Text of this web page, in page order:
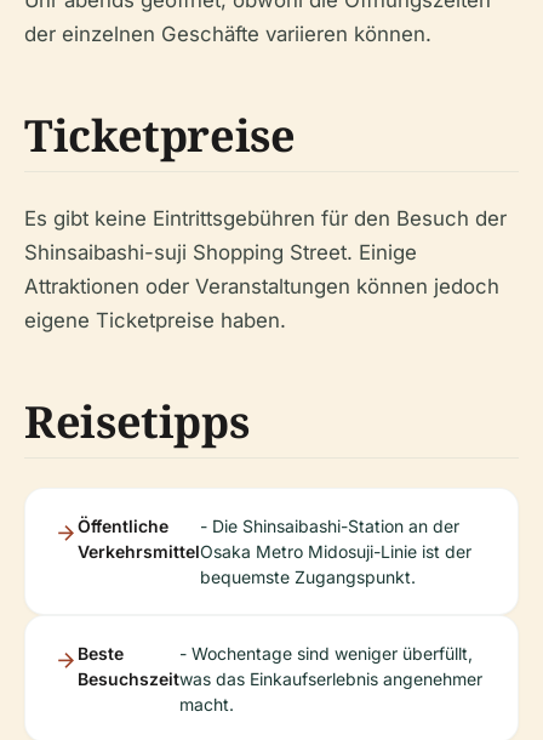
der einzelnen Geschäfte variieren können.
Ticketpreise
Es gibt keine Eintrittsgebühren für den Besuch der
Shinsaibashi-suji Shopping Street. Einige
Attraktionen oder Veranstaltungen können jedoch
eigene Ticketpreise haben.
Reisetipps
Öffentliche
Verkehrsmittel
- Die Shinsaibashi-Station an der
Osaka Metro Midosuji-Linie ist der
bequemste Zugangspunkt.
Beste
Besuchszeit
- Wochentage sind weniger überfüllt,
was das Einkaufserlebnis angenehmer
macht.